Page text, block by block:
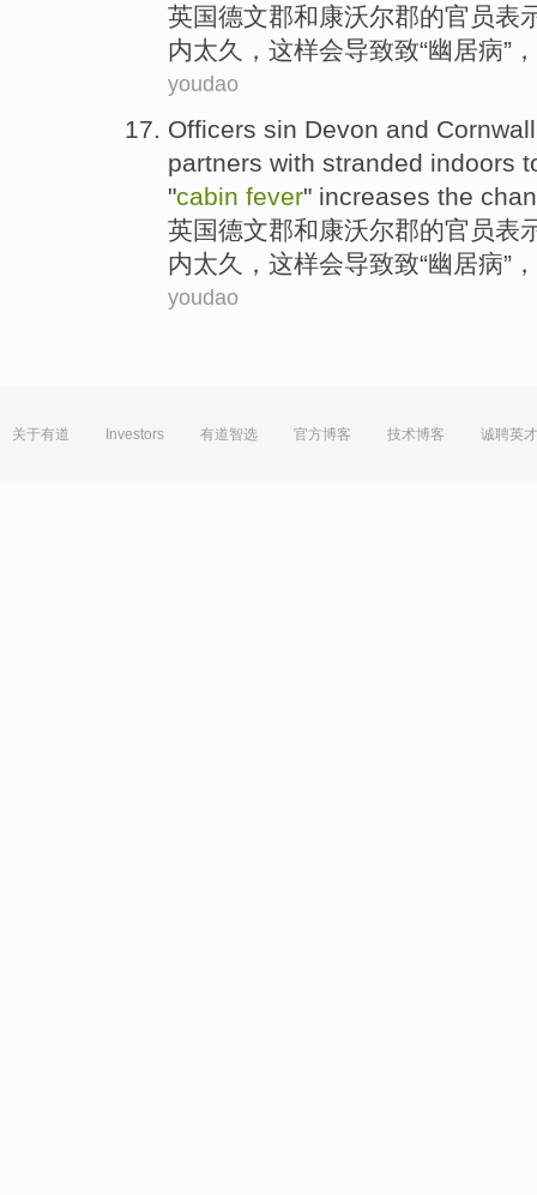
英国德文郡和康沃尔郡的官员表
内太久，这样会导致致“幽居病”，
youdao
Officers sin Devon and Cornwall
partners with stranded indoors
"cabin fever" increases the
英国德文郡和康沃尔郡的官员表
内太久，这样会导致致“幽居病”，
youdao
关于有道 Investors 有道智选 官方博客 技术博客 诚聘英才